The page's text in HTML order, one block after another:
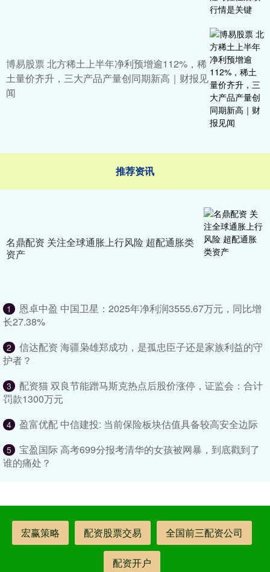
博易股票 北方稀土上半年净利预增逾112%，稀
土量价齐升，三大产品产量创同期新高｜财报见
闻
推荐资讯
名鼎配资 关注全球通胀上行风险 超配通胀类
资产
1
恩卓中盈 中国卫星：2025年净利润3555.67万元，同比增
长27.38%
2
信达配资 海疆枭雄郑成功，是孤忠臣子还是家族利益的守
护者？
3
配资猫 双良节能蹭马斯克热点后股价涨停，证监会：合计
罚款1300万元
4 盈富优配 中信建投: 当前保险板块估值具备较高安全边际
5
宝盈国际 高考699分报考清华的女孩被网暴，到底戳到了
谁的痛处？
宏赢策略 配资股票交易 全国前三配资公司
配资开户